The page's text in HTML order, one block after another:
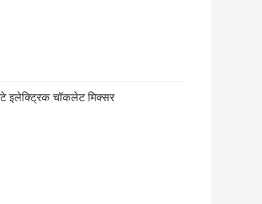
इलेक्ट्रिक चॉकलेट मिक्सर